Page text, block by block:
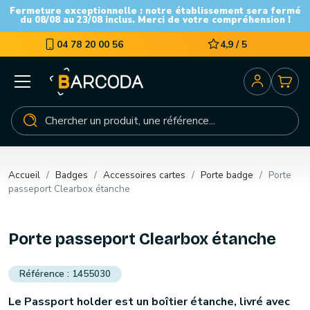
Fermeture exceptionnelle : notre établissement sera fermé
du 08/08 au 23/08 inclus. Merci de votre compréhension !
04 78 20 00 56 4,9 / 5
Accueil Badges Accessoires cartes Porte badge
Porte
passeport Clearbox étanche
Porte passeport Clearbox étanche
1455030
Le Passport holder est un boîtier étanche, livré avec